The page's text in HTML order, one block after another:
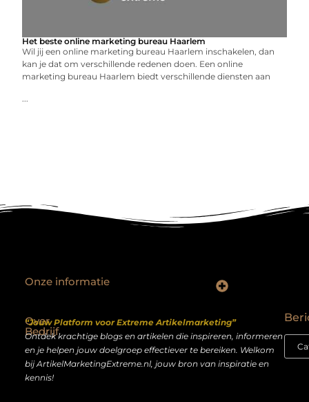
Het beste online marketing bureau Haarlem
Wil jij een online marketing bureau Haarlem inschakelen, dan
kan je dat om verschillende redenen doen. Een online
marketing bureau Haarlem biedt verschillende diensten aan
...
Over
Bedrijf
“Jouw Platform voor Extreme Artikelmarketing”
Ontdek krachtige blogs en artikelen die inspireren, informeren
en je helpen jouw doelgroep effectiever te bereiken. Welkom
bij ArtikelMarketingExtreme.nl, jouw bron van inspiratie en
kennis!
Onze informatie